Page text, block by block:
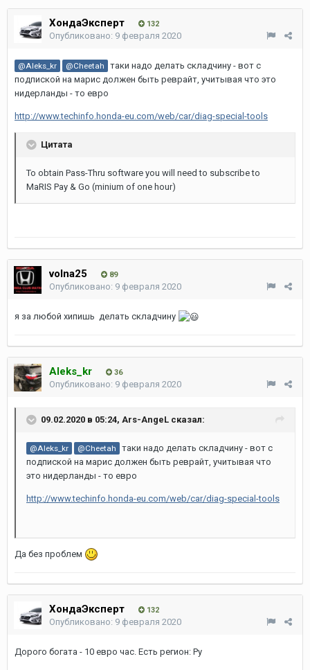
ХондаЭксперт 132
Опубликовано: 9 февраля 2020
@Aleks_kr @Cheetah
таки надо делать складчину - вот с
подпиской на марис должен быть реврайт, учитывая что это
нидерланды - то евро
http://www.techinfo.honda-eu.com/web/car/diag-special-tools
Цитата
To obtain Pass-Thru software you will need to subscribe to
MaRIS Pay & Go (minium of one hour)
volna25 89
Опубликовано: 9 февраля 2020
я за любой хипишь делать складчину
Aleks_kr 36
Опубликовано: 9 февраля 2020
09.02.2020 в 05:24, Ars-AngeL сказал:
@Aleks_kr @Cheetah
таки надо делать складчину - вот с
подпиской на марис должен быть реврайт, учитывая что
это нидерланды - то евро
http://www.techinfo.honda-eu.com/web/car/diag-special-tools
Да без проблем
ХондаЭксперт 132
Опубликовано: 9 февраля 2020
Дорого богата - 10 евро час. Есть регион: Ру